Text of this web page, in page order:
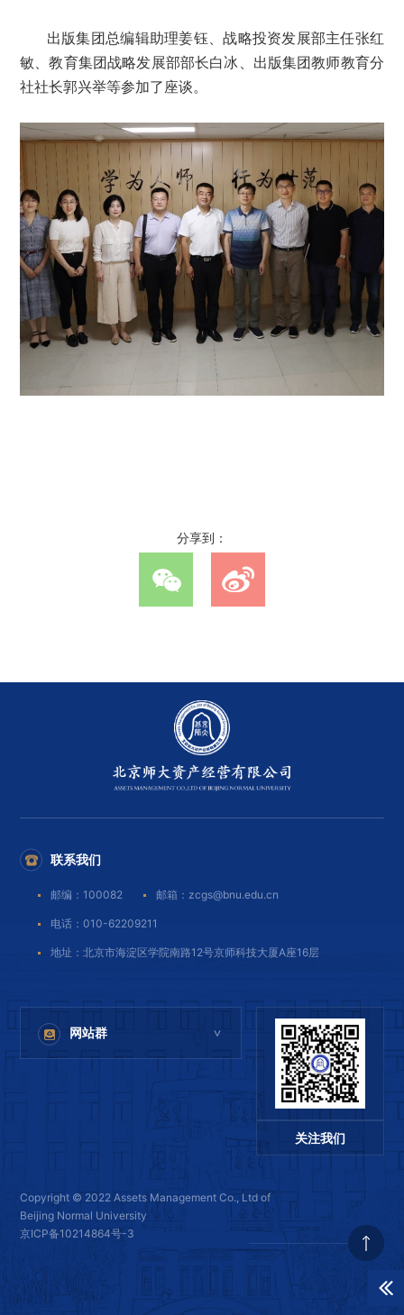
出版集团总编辑助理姜钰、战略投资发展部主任张红
敏、教育集团战略发展部部长白冰、出版集团教师教育分
社社长郭兴举等参加了座谈。
分享到：
联系我们
邮编：100082 邮箱：zcgs@bnu.edu.cn
电话：010-62209211
地址：北京市海淀区学院南路12号京师科技大厦A座16层
>
网站群
北京师范大学
北京师范大学出版集团
北京师范大学教育集团
北京师范大学科技集团
关注我们
Copyright © 2022 Assets Management Co., Ltd of
Beijing Normal University
京ICP备10214864号-3